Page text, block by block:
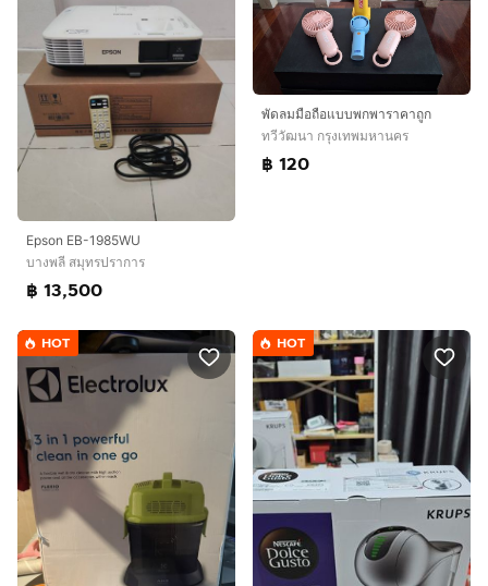
Epson EB-1985WU
บางพลี สมุทรปราการ
฿ 13,500
พัดลมมือถือแบบพกพาราคาถูก
ทวีวัฒนา กรุงเทพมหานคร
฿ 120
HOT HOT